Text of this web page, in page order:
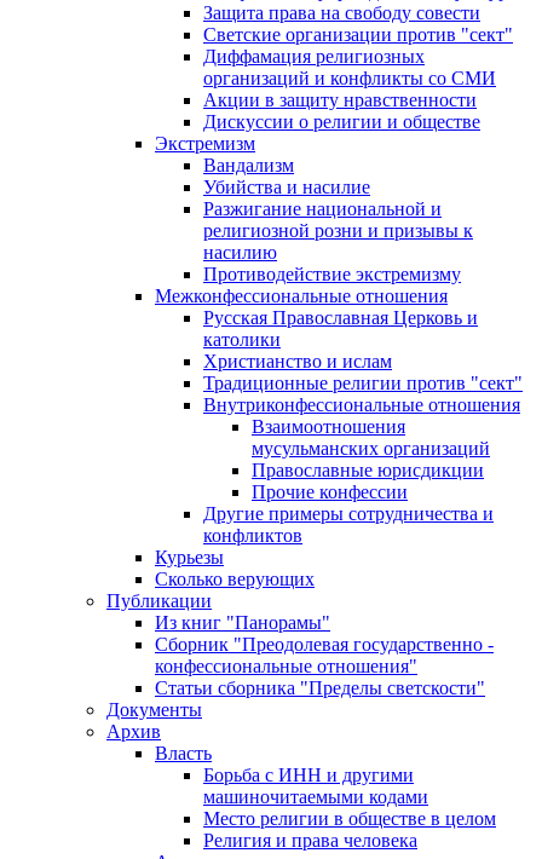
Защита права на свободу совести
Светские организации против "сект"
Диффамация религиозных
организаций и конфликты со СМИ
Акции в защиту нравственности
Дискуссии о религии и обществе
Экстремизм
Вандализм
Убийства и насилие
Разжигание национальной и
религиозной розни и призывы к
насилию
Противодействие экстремизму
Межконфессиональные отношения
Русская Православная Церковь и
католики
Христианство и ислам
Традиционные религии против "сект"
Внутриконфессиональные отношения
Взаимоотношения
мусульманских организаций
Православные юрисдикции
Прочие конфессии
Другие примеры сотрудничества и
конфликтов
Курьезы
Сколько верующих
Публикации
Из книг "Панорамы"
Сборник "Преодолевая государственно -
конфессиональные отношения"
Статьи сборника "Пределы светскости"
Документы
Архив
Власть
Борьба с ИНН и другими
машиночитаемыми кодами
Место религии в обществе в целом
Религия и права человека